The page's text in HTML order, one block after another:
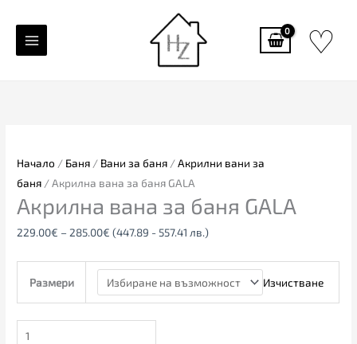
content
♡
ПРОМО
Начало / Баня / Вани за баня /Акрилни вани за
баня / Акрилна вана за баня GALA
Акрилна вана за баня GALA
229.00€ – 285.00€
285.00€
(447.89 - 557.41 лв.)
Размери Изчистване
за
баня
GALA